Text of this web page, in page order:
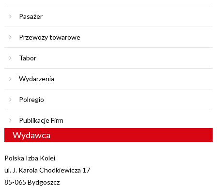
Pasażer
Przewozy towarowe
Tabor
Wydarzenia
Polregio
Publikacje Firm
Wydawca
Polska Izba Kolei
ul. J. Karola Chodkiewicza 17
85-065 Bydgoszcz